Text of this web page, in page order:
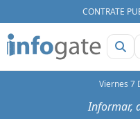
CONTRATE
Viernes 7
Informar,